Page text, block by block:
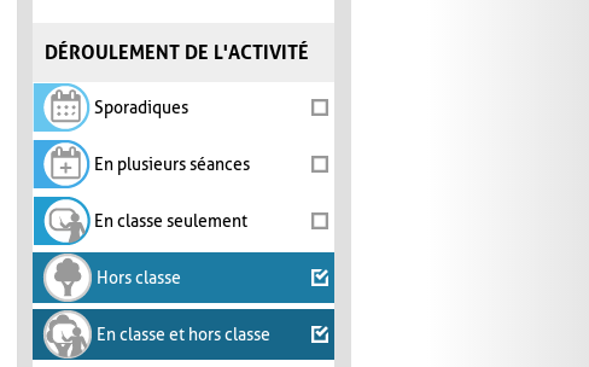
DÉROULEMENT DE L'ACTIVITÉ
Sporadiques
En plusieurs séances
En classe seulement
Hors classe
En classe et hors classe